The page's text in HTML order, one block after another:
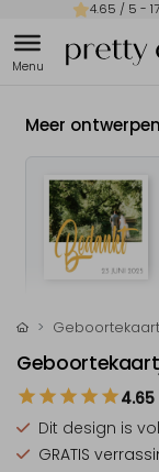
4.65 / 5 -
Meer ontwerpen
4.65
Dit design is
GRATIS